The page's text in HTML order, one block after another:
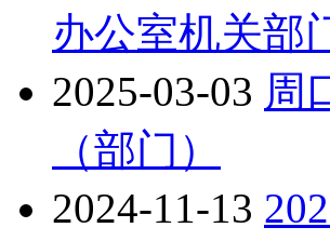
办公室机关部
2025-03-03 周
（部门）
2024-11-13